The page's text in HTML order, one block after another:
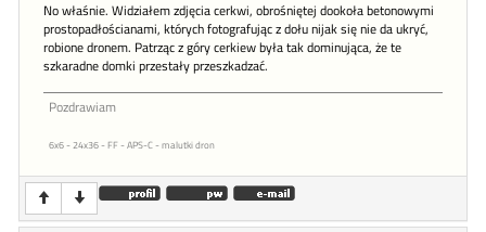
No właśnie. Widziałem zdjęcia cerkwi, obrośniętej dookoła betonowymi
prostopadłościanami, których fotografując z dołu nijak się nie da ukryć,
robione dronem. Patrząc z góry cerkiew była tak dominująca, że te
szkaradne domki przestały przeszkadzać.
Pozdrawiam
6x6 - 24x36 - FF - APS-C - malutki dron